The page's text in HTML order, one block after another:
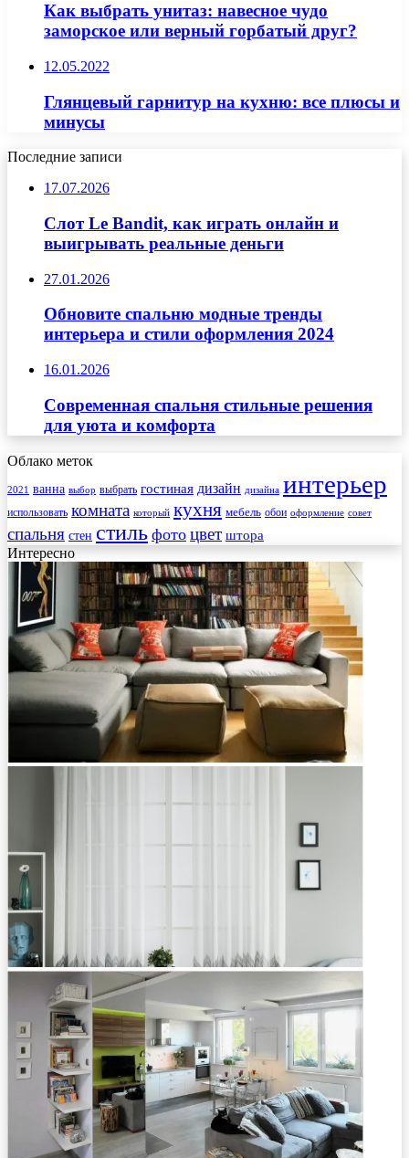
Как выбрать унитаз: навесное чудо
заморское или верный горбатый друг?
12.05.2022
Глянцевый гарнитур на кухню: все плюсы и
минусы
Последние записи
17.07.2026
Слот Le Bandit, как играть онлайн и
выигрывать реальные деньги
27.01.2026
Обновите спальню модные тренды
интерьера и стили оформления 2024
16.01.2026
Современная спальня стильные решения
для уюта и комфорта
Облако меток
2021 ванна выбор выбрать гостиная дизайн дизайна интерьер
использовать комната который кухня мебель обои оформление совет
спальня стен стиль фото цвет штора
Интересно